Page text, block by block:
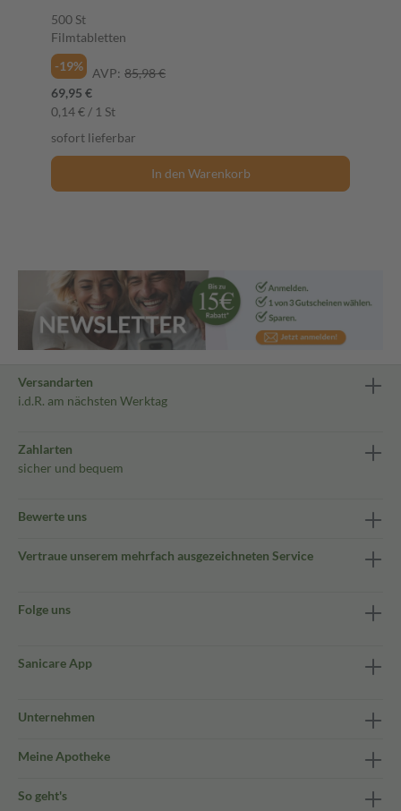
500 St
Filmtabletten
-19%
AVP: 85,98 €
69,95 €
0,14 € / 1 St
sofort lieferbar
In den Warenkorb
Versandarten
i.d.R. am nächsten Werktag
Zahlarten
sicher und bequem
Bewerte uns
Vertraue unserem mehrfach ausgezeichneten Service
Folge uns
Sanicare App
Unternehmen
Meine Apotheke
So geht's